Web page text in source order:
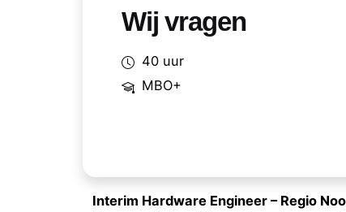
Wij vragen
40 uur
MBO+
Interim Hardware Engineer – Regio